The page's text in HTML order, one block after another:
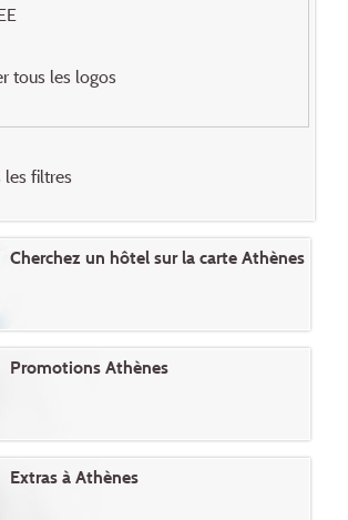
tous les logos
les filtres
Cherchez un hôtel sur la carte Athènes
Promotions Athènes
Extras à Athènes